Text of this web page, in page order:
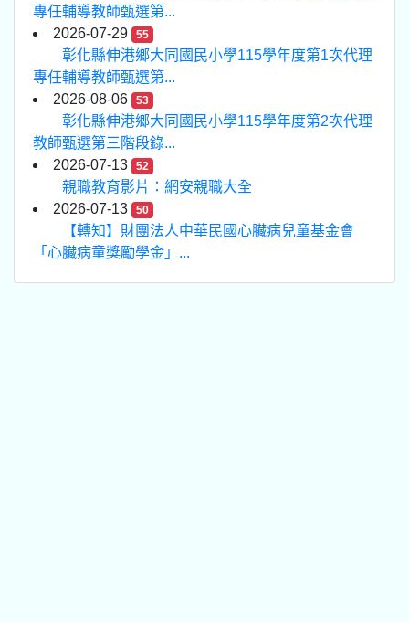
專任輔導教師甄選第...
2026-07-29
55
彰化縣伸港鄉大同國民小學115學年度第1次代理
專任輔導教師甄選第...
2026-08-06
53
彰化縣伸港鄉大同國民小學115學年度第2次代理
教師甄選第三階段錄...
2026-07-13
52
親職教育影片：網安親職大全
2026-07-13
50
【轉知】財團法人中華民國心臟病兒童基金會
「心臟病童獎勵學金」...